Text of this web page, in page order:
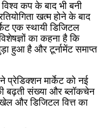
कप के बाद भी बनी
खत्म होने के बाद
एक स्थायी डिजिटल
का कहना है कि
हुआ है और टूर्नामेंट समाप्त
प्रेडिक्शन मार्केट को नई
बढ़ती संख्या और ब्लॉकचेन
और डिजिटल वित्त का